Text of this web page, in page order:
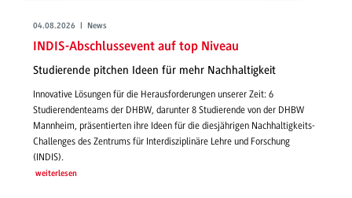
04.08.2026 | News
INDIS-Abschlussevent auf top Niveau
Studierende pitchen Ideen für mehr Nachhaltigkeit
Innovative Lösungen für die Herausforderungen unserer Zeit: 6
Studierendenteams der DHBW, darunter 8 Studierende von der DHBW
Mannheim, präsentierten ihre Ideen für die diesjährigen Nachhaltigkeits-
Challenges des Zentrums für Interdisziplinäre Lehre und Forschung
(INDIS).
weiterlesen